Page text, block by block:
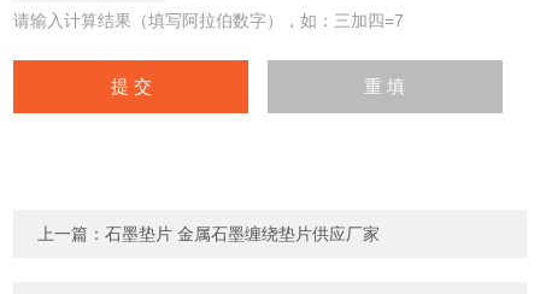
请输入计算结果（填写阿拉伯数字），如：三加四=7
上一篇：石墨垫片 金属石墨缠绕垫片供应厂家